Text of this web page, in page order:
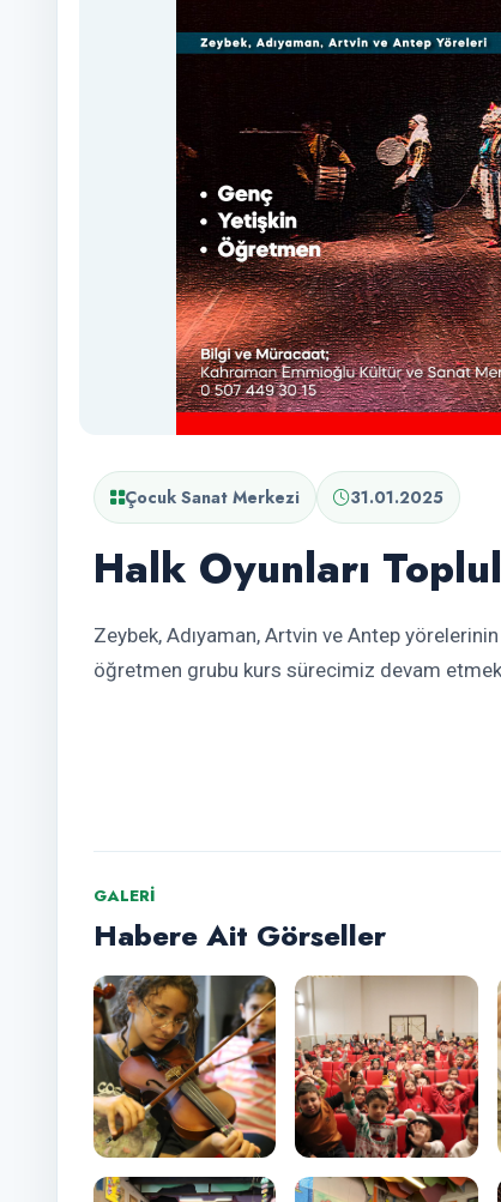
Çocuk Sanat Merkezi 31.01.2025
Halk Oyunları
Zeybek, Adıyaman, Artvin ve Antep
öğretmen grubu kurs sürecimiz devam
GALERI
Habere Ait Görseller